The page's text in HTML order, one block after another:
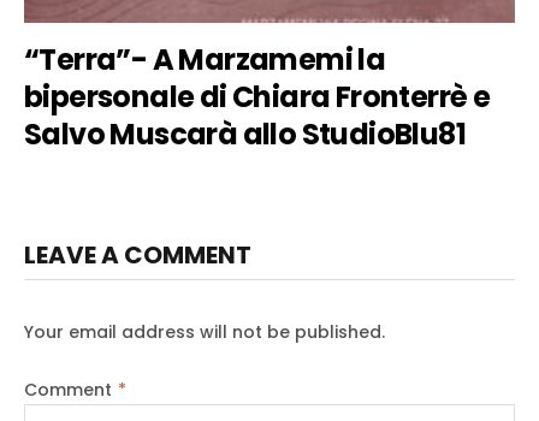
“Terra”- A Marzamemi la
bipersonale di Chiara Fronterrè e
Salvo Muscarà allo StudioBlu81
LEAVE A COMMENT
Your email address will not be published.
Comment *